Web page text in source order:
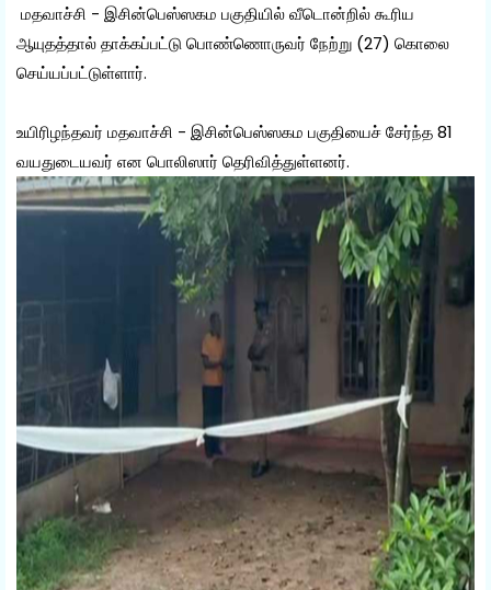
மதவாச்சி - இசின்பெஸ்ஸகம பகுதியில் வீடொன்றில் கூரிய
ஆயுதத்தால் தாக்கப்பட்டு பொண்ணொருவர் நேற்று (27) கொலை
செய்யப்பட்டுள்ளார்.
உயிரிழந்தவர் மதவாச்சி - இசின்பெஸ்ஸகம பகுதியைச் சேர்ந்த 81
வயதுடையவர் என பொலிஸார் தெரிவித்துள்ளனர்.